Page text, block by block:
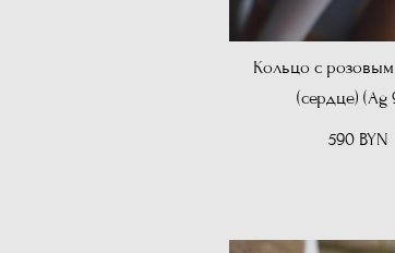
Кольцо с
(сердце) (Ag
590 BYN